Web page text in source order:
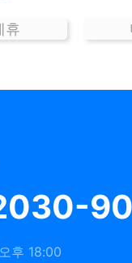
휴
후 18:00